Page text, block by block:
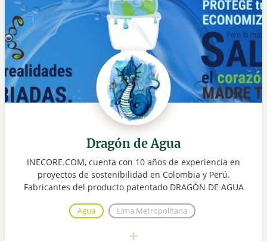
Dragón de Agua
INECORE.COM, cuenta con 10 años de experiencia en
proyectos de sostenibilidad en Colombia y Perú.
Fabricantes del producto patentado DRAGÓN DE AGUA
Agua Lima Metropolitana